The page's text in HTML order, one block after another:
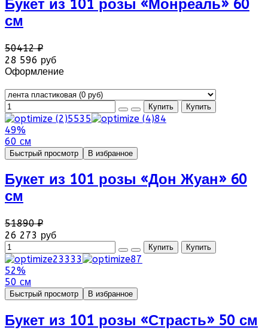
Букет из 101 розы «Монреаль» 60
см
50412 ₽
28 596 руб
Оформление
49%
60 см
Быстрый просмотр В избранное
Букет из 101 розы «Дон Жуан» 60
см
51890 ₽
26 273 руб
52%
50 см
Быстрый просмотр В избранное
Букет из 101 розы «Страсть» 50 см